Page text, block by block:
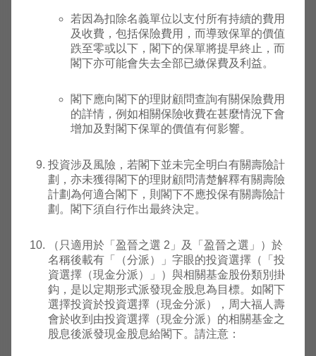
日
霸菱歐
洲精選
元累
計)
2013
日
高
國增長
基金 (A
類別英
鎊累
1990
年05
月08
日
英
鎊
14.6400
中
霸菱環
球債券
基金
1978
年07
月07
日
美
元
21.1900
霸菱香
1982
若因為扣除名義單位以支付所有持續的費用
及收費，包括保險費用，而導致保單的價值
跌至零或以下，閣下的保單將提早終止，而
閣下亦可能會失去全部已繳保費及利益。
閣下應向閣下的理財顧問查詢有關保險費用
的詳情，例如相關保險收費在甚麼情況下會
增加及對閣下保單的價值有何影響。
投資涉及風險，若閣下並未完全明白有關壽險計
劃，亦未獲得閣下的理財顧問清楚解釋有關壽險
計劃為何適合閣下，則閣下不應投保有關壽險計
劃。閣下須自行作出最終決定。
（只適用於「盈晉之選 2」及「盈晉之選」）於
名稱後載有「（分派）」字眼的投資選擇（「投
資選擇（現金分派）」）與相關基金股份類別掛
鈎，是以定期形式派發現金股息為目標。如閣下
選擇投資於投資選擇（現金分派），周大福人壽
會於收到由投資選擇（現金分派）的相關基金之
股息後派發現金股息給閣下。請注意：